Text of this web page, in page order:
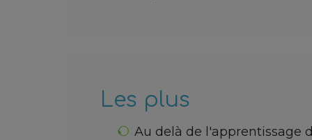
Les plus
Au delà de l'apprentissage